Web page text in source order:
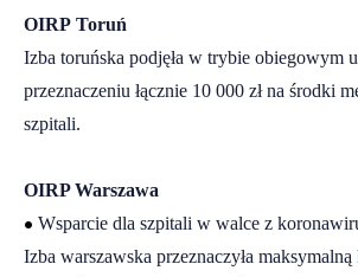
OIRP Toruń
Izba toruńska podjęła w trybie obiegowym
przeznaczeniu łącznie 10 000 zł na środki
szpitali.
OIRP Warszawa
• Wsparcie dla szpitali w walce z
Izba warszawska przeznaczyła